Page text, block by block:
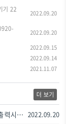
기 22
2022.09.20
2022.09.20
2022.09.15
2022.09.14
2021.11.07
더 보기
[TIL] python에서 dataframe를 깔끔하게 Print 출력시키기 220920-3 2022.09.20